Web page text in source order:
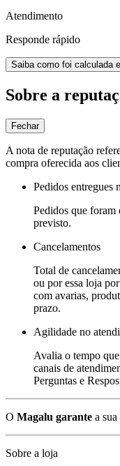
Atendimento
Responde rápido
Saiba como foi calculada
Sobre a
Fechar
A nota de reputação
compra oferecida aos
Pedidos entregues
Pedidos que foram
previsto.
Cancelamentos
Total de
ou por essa loja
com avarias,
prazo.
Agilidade no
Avalia o tempo
canais de
Perguntas e
O Magalu garante a
Sobre a loja